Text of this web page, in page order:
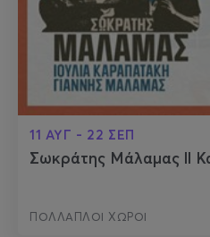
11 ΑΥΓ - 22 ΣΕΠ
Σωκράτης Μάλαμας ll
ΠΟΛΛΑΠΛΟΙ ΧΩΡΟΙ